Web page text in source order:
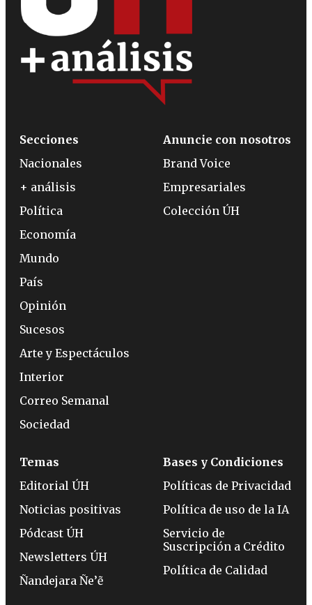
Secciones
Nacionales
+ análisis
Política
Economía
Mundo
País
Opinión
Sucesos
Arte y Espectáculos
Interior
Correo Semanal
Sociedad
Anuncie con nosotros
Brand Voice
Empresariales
Colección ÚH
Temas
Editorial ÚH
Noticias positivas
Pódcast ÚH
Newsletters ÚH
Ñandejara Ñe’ẽ
Bases y Condiciones
Políticas de Privacidad
Política de uso de la IA
Servicio de
Suscripción a Crédito
Política de Calidad